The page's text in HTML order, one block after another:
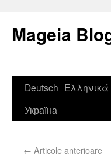
Mageia
Deutsch Ελληνικά
Україна
← Articole anterioare